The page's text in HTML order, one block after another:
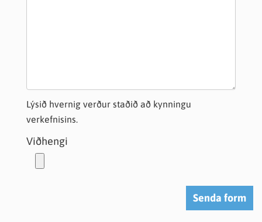
Lýsið hvernig verður staðið að kynningu
verkefnisins.
Viðhengi